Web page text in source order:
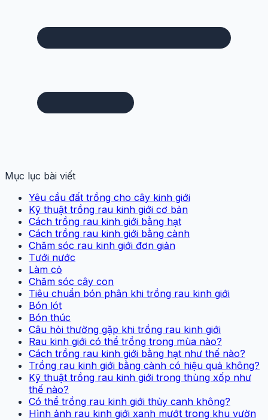
Mục lục bài viết
Yêu cầu đất trồng cho cây kinh giới
Kỹ thuật trồng rau kinh giới cơ bản
Cách trồng rau kinh giới bằng hạt
Cách trồng rau kinh giới bằng cành
Chăm sóc rau kinh giới đơn giản
Tưới nước
Làm cỏ
Chăm sóc cây con
Tiêu chuẩn bón phân khi trồng rau kinh giới
Bón lót
Bón thúc
Câu hỏi thường gặp khi trồng rau kinh giới
Rau kinh giới có thể trồng trong mùa nào?
Cách trồng rau kinh giới bằng hạt như thế nào?
Trồng rau kinh giới bằng cành có hiệu quả không?
Kỹ thuật trồng rau kinh giới trong thùng xốp như
thế nào?
Có thể trồng rau kinh giới thủy canh không?
Hình ảnh rau kinh giới xanh mướt trong khu vườn